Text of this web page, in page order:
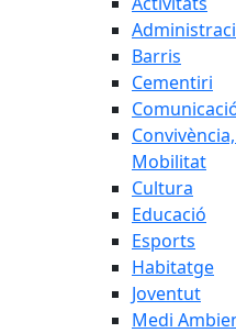
Barris
Cementiri
Mobilitat
Cultura
Educació
Esports
Habitatge
Joventut
Medi